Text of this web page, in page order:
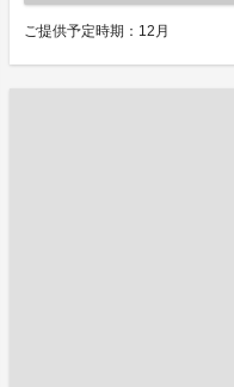
ご提供予定時期：12月